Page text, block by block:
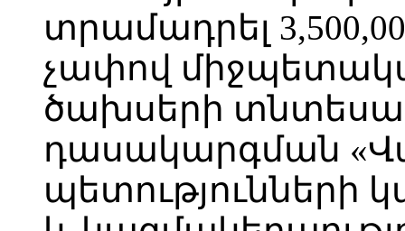
տրամադրել
չափով
ծախսերի
դասակարգման
պետությունների